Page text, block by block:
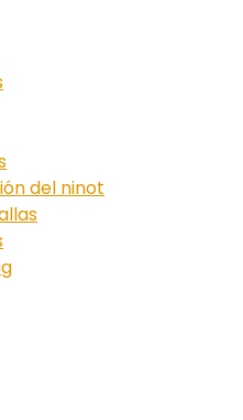
del ninot